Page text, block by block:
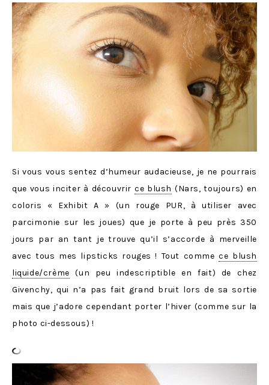
Si vous vous sentez d’humeur audacieuse, je ne pourrais
que vous inciter à découvrir ce blush (Nars, toujours) en
coloris « Exhibit A » (un rouge PUR, à utiliser avec
parcimonie sur les joues) que je porte à peu près 350
jours par an tant je trouve qu’il s’accorde à merveille
avec tous mes lipsticks rouges ! Tout commece blush
liquide/crème (un peu indescriptible en fait) de chez
Givenchy, qui n’a pas fait grand bruit lors de sa sortie
mais que j’adore cependant porter l’hiver (comme sur la
photo ci-dessous) !